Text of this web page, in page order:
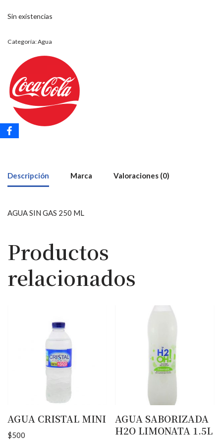
Sin existencias
Categoría:Agua
Descripción Marca Valoraciones (0)
AGUA SIN GAS 250 ML
Productos
relacionados
AGUA CRISTAL MINI
$500
AGUA SABORIZADA
H2O LIMONATA 1.5L